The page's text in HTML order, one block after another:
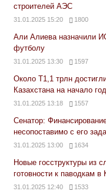
строителей АЭС
31.01.2025 15:20 1800
Али Алиева назначили
футболу
31.01.2025 13:30 1597
Около Т1,1 трлн
Казахстана на начало
31.01.2025 13:18 1557
Сенатор:
несопоставимо с его
31.01.2025 13:00 1634
Новые госструктуры из
готовности к паводкам в
31.01.2025 12:40 1533